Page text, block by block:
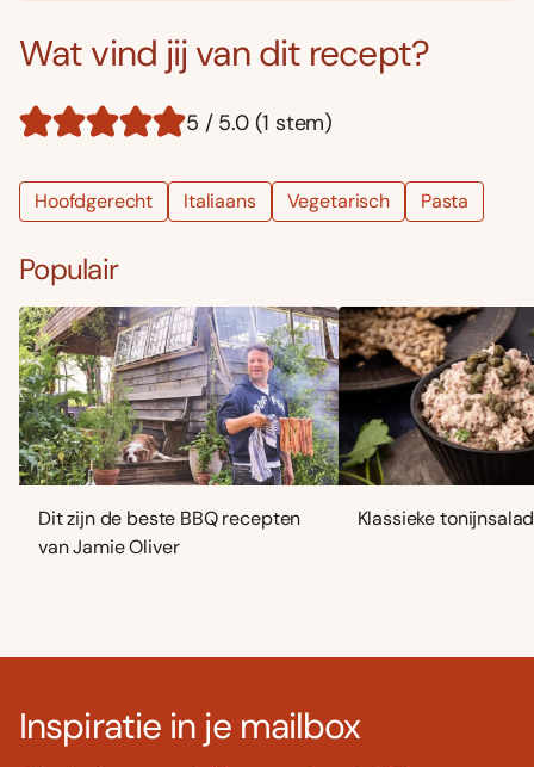
Wat vind jij van dit recept?
5 / 5.0 (1 stem)
Hoofdgerecht Italiaans Vegetarisch Pasta
Populair
Dit zijn de beste BBQ recepten
van Jamie Oliver
Klassieke
Inspiratie in je mailbox